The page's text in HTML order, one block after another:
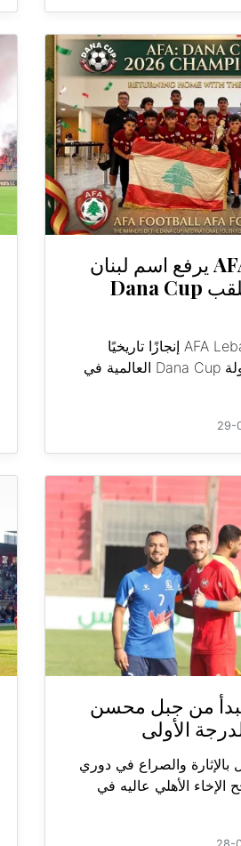
AFA Lebanon يرفع اسم لبنان
عاليًا ويتوج بلقب Dana Cup
حقق فريق AFA Lebanon إنجازًا تاريخيًا
بإحرازه لقب بطولة Dana Cup العالمية في
29-
من جبل محسن
الأولى
والصراع في دوري
الإخاء الأهلي عاليه في